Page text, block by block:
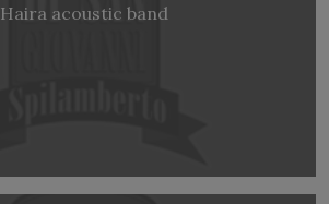
Haira acoustic band